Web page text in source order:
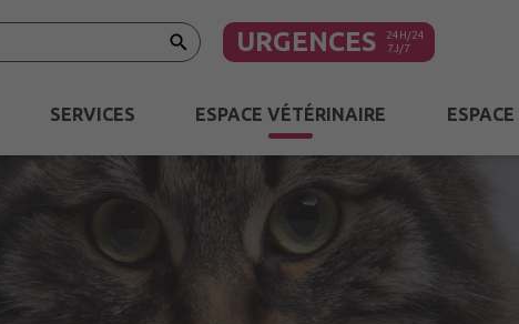
URGENCES
SERVICES ESPACEVÉTÉRINAIRE ESPACE